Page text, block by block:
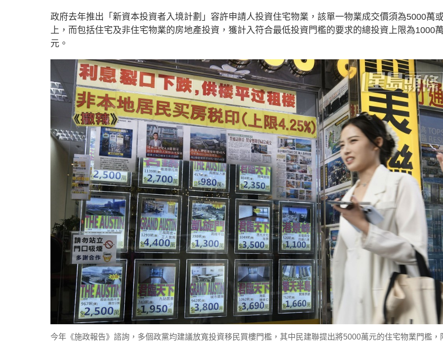
政府去年推出「新資本投資者入境計劃」容許申請人投資住宅物業，該單一物業成交價須為5000萬
上，而包括住宅及非住宅物業的房地產投資，獲計入符合最低投資門檻的要求的總投資上限為1000
元。
今年《施政報告》諮詢，多個政黨均建議放寬投資移民買樓門檻，其中民建聯提出將5000萬元的住宅物業門檻，